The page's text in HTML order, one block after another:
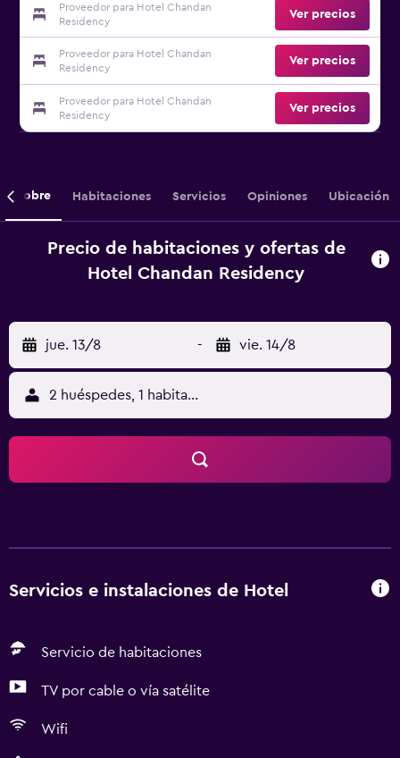
Proveedor para Hotel Chandan
Residency
Ver precios
Proveedor para Hotel Chandan
Residency
Ver precios
Proveedor para Hotel Chandan
Residency
Ver precios
Sobre Habitaciones Servicios Opiniones Ubicación
Precio de habitaciones y ofertas de
Hotel Chandan Residency
jue. 13/8 - vie. 14/8
2 huéspedes, 1 habitación
Servicios e instalaciones de Hotel
Servicio de habitaciones
TV por cable o vía satélite
Wifi